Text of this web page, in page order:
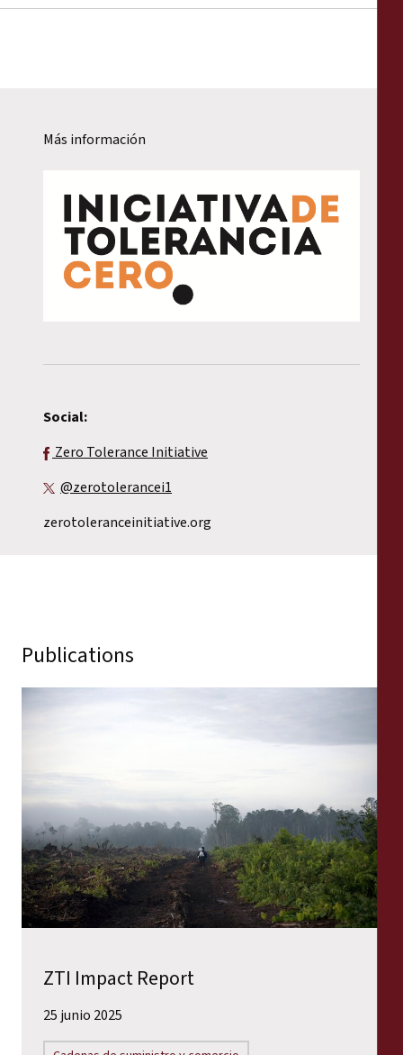
Más información
Social:
Zero Tolerance Initiative
@zerotolerancei1
zerotoleranceinitiative.org
Publications
ZTI Impact Report
25 junio 2025